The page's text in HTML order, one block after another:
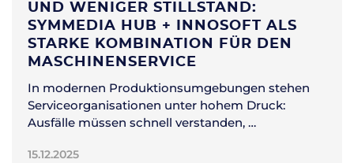
UND WENIGER STILLSTAND:
SYMMEDIA HUB + INNOSOFT ALS
STARKE KOMBINATION FÜR DEN
MASCHINENSERVICE
In modernen Produktionsumgebungen stehen
Serviceorganisationen unter hohem Druck:
Ausfälle müssen schnell verstanden, …
15.12.2025